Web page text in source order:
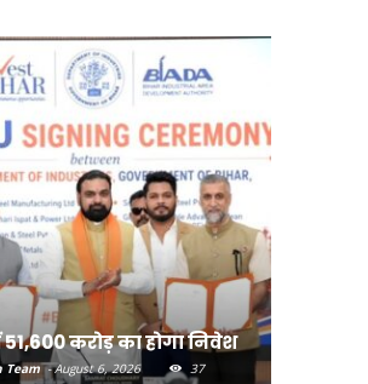
51,600 करोड़ का होगा निवेश
Team - August 6, 2026
37